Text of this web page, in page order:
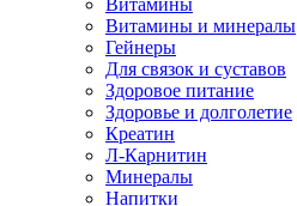
Витамины и минералы
Гейнеры
Для связок и суставов
Здоровое питание
Здоровье и долголетие
Креатин
Л-Карнитин
Минералы
Напитки